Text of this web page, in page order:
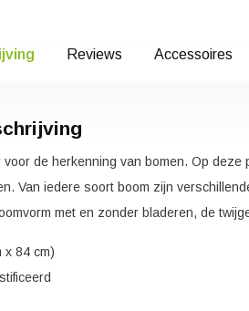
Reviews Accessoires
voor de herkenning van bomen. Op deze
Van iedere soort boom zijn
met en zonder bladeren, de
x 84 cm)